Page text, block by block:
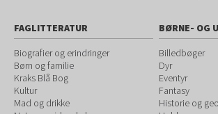
FAGLITTERATUR
Biografier og erindringer
Børn og familie
Kraks Blå Bog
Kultur
Mad og drikke
BØRNE- OG
Billedbøger
Dyr
Eventyr
Fantasy
Historie og